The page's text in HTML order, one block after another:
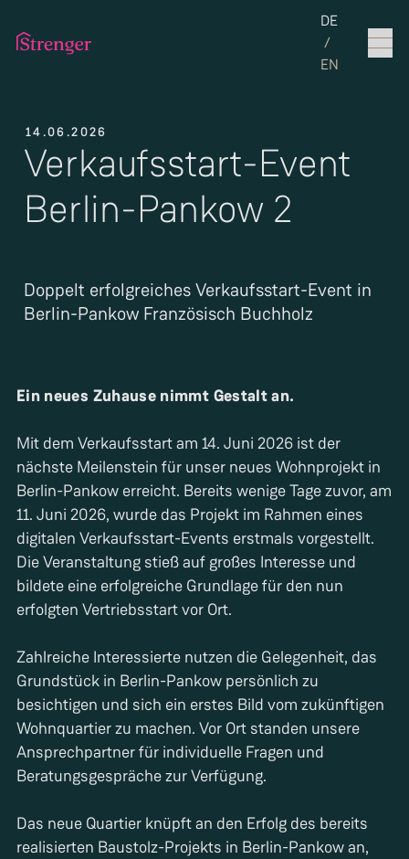
Set the
DE
/
EN
14.06.2026
Verkaufsstart-Event
Berlin-Pankow 2
Doppelt erfolgreiches Verkaufsstart-Event in
Berlin-Pankow Französisch Buchholz
Ein neues Zuhause nimmt Gestalt an.
Mit dem Verkaufsstart am 14. Juni 2026 ist der
nächste Meilenstein für unser neues Wohnprojekt in
Berlin-Pankow erreicht. Bereits wenige Tage zuvor, am
11. Juni 2026, wurde das Projekt im Rahmen eines
digitalen Verkaufsstart-Events erstmals vorgestellt.
Die Veranstaltung stieß auf großes Interesse und
bildete eine erfolgreiche Grundlage für den nun
erfolgten Vertriebsstart vor Ort.
Zahlreiche Interessierte nutzen die Gelegenheit, das
Grundstück in Berlin-Pankow persönlich zu
besichtigen und sich ein erstes Bild vom zukünftigen
Wohnquartier zu machen. Vor Ort standen unsere
Ansprechpartner für individuelle Fragen und
Beratungsgespräche zur Verfügung.
Das neue Quartier knüpft an den Erfolg des bereits
realisierten Baustolz-Projekts in Berlin-Pankow an,